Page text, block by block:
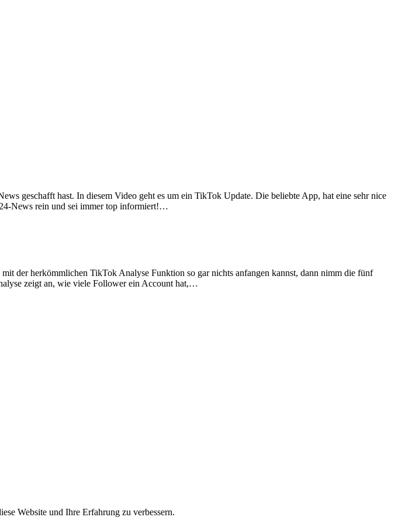
geschafft hast. In diesem Video geht es um ein TikTok Update. Die beliebte App, hat eine sehr nice
News rein und sei immer top informiert!…
der herkömmlichen TikTok Analyse Funktion so gar nichts anfangen kannst, dann nimm die fünf
zeigt an, wie viele Follower ein Account hat,…
Website und Ihre Erfahrung zu verbessern.